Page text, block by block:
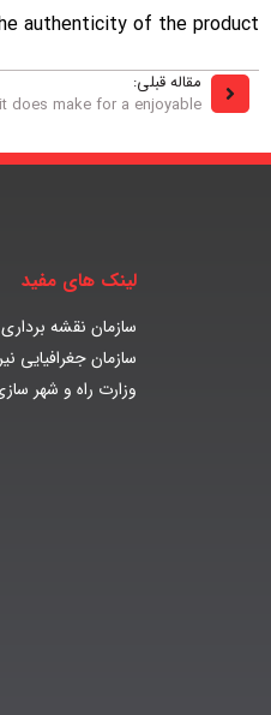
authenticity of the product.
مقاله قبلی:
does make for a enjoyable
لینک های مفید
سازمان نقشه
سازمان جغرافیایی
وزارت راه و شهر